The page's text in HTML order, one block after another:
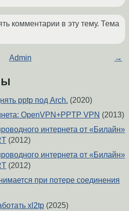
комментарии в эту тему. Тема
Admin →
pptp под Arch. (2020)
OpenVPN+PPTP VPN (2013)
интернета от «Билайн»
(2012)
интернета от «Билайн»
(2012)
при потере соединения
xl2tp (2025)